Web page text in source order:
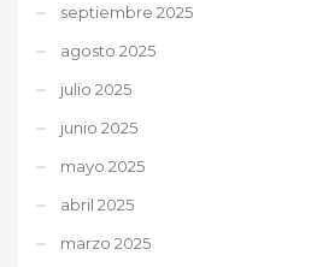
septiembre 2025
agosto 2025
julio 2025
junio 2025
mayo 2025
abril 2025
marzo 2025